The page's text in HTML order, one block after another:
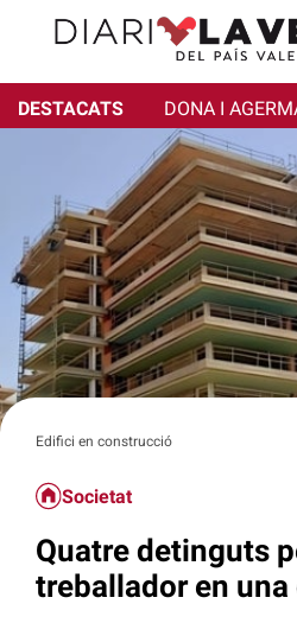
DESTACATS DONA I
Edifici en construcció
Societat
Quatre detinguts
treballador en una